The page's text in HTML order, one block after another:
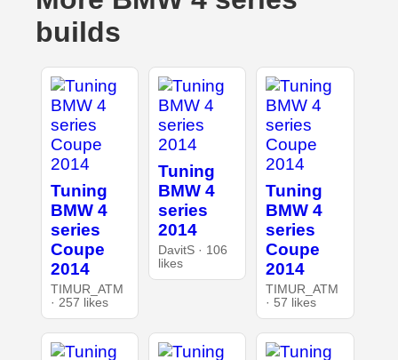
builds
Tuning
BMW 4
series
Coupe
2014
TIMUR_ATM
· 257 likes
Tuning
BMW 4
series
2014
DavitS · 106
likes
Tuning
BMW 4
series
Coupe
2014
TIMUR_ATM
· 57 likes